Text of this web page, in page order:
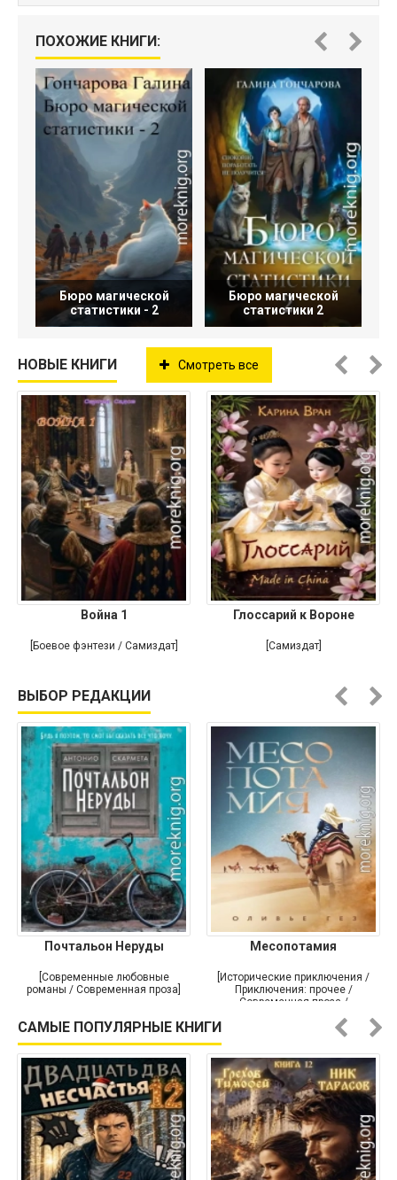
ПОХОЖИЕ КНИГИ:
Бюро магической
статистики - 2
Бюро магической
статистики 2
НОВЫЕ КНИГИ Смотреть все
Война 1
[Боевое фэнтези / Самиздат]
Глоссарий к Вороне
[Самиздат]
ВЫБОР РЕДАКЦИИ
Почтальон Неруды
[Современные любовные
романы / Современная проза]
Месопотамия
[Исторические приключения /
Приключения: прочее /
Современная проза /
САМЫЕ ПОПУЛЯРНЫЕ КНИГИ